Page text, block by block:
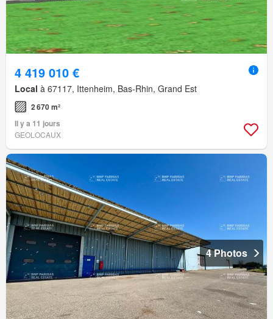
4 419 010 €
Local à 67117, Ittenheim, Bas-Rhin, Grand Est
2 670 m²
Il y a 11 jours
GEOLOCAUX
4 Photos